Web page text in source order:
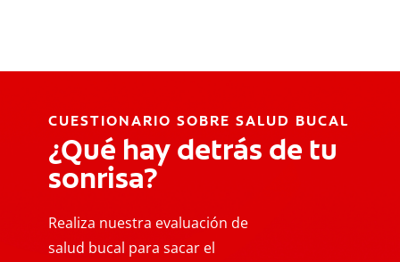
CUESTIONARIO SOBRE SALUD BUCAL
¿Qué hay detrás de tu
sonrisa?
Realiza nuestra evaluación de
salud bucal para sacar el